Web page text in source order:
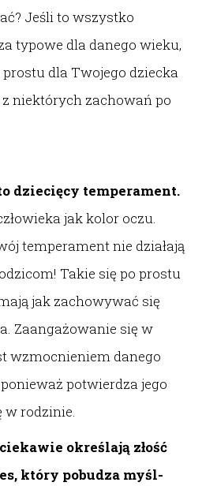
Jeśli to wszystko
typowe dla danego wieku,
dla Twojego dziecka
niektórych zachowań po
dziecięcy temperament.
jak kolor oczu.
temperament nie działają
Takie się po prostu
jak zachowywać się
Zaangażowanie się w
wzmocnieniem danego
potwierdza jego
w rodzinie.
określają złość
który pobudza myśl-